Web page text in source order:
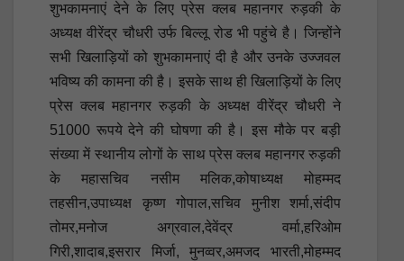
शुभकामनाएं देने के लिए प्रेस क्लब महानगर रुड़की के
अध्यक्ष वीरेंद्र चौधरी उर्फ बिल्लू रोड भी पहुंचे है। जिन्होंने
सभी खिलाड़ियों को शुभकामनाएं दी है और उनके उज्जवल
भविष्य की कामना की है। इसके साथ ही खिलाड़ियों के लिए
प्रेस क्लब महानगर रुड़की के अध्यक्ष वीरेंद्र चौधरी ने
51000 रूपये देने की घोषणा की है। इस मौके पर बड़ी
संख्या में स्थानीय लोगों के साथ प्रेस क्लब महानगर रुड़की
के महासचिव नसीम मलिक,कोषाध्यक्ष मोहम्मद
तहसीन,उपाध्यक्ष कृष्ण गोपाल,सचिव मुनीश शर्मा,संदीप
तोमर,मनोज अग्रवाल,देवेंद्र वर्मा,हरिओम
गिरी,शादाब,इसरार मिर्जा, मुनव्वर,अमजद भारती,मोहम्मद